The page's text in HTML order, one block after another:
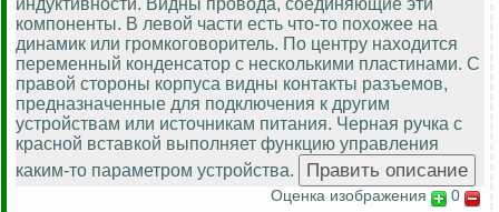
компоненты. В левой части есть что-то похожее на
динамик или громкоговоритель. По центру находится
переменный конденсатор с несколькими пластинами. С
правой стороны корпуса видны контакты разъемов,
предназначенные для подключения к другим
устройствам или источникам питания. Черная ручка с
красной вставкой выполняет функцию управления
каким-то параметром устройства.
Оценка изображения 0